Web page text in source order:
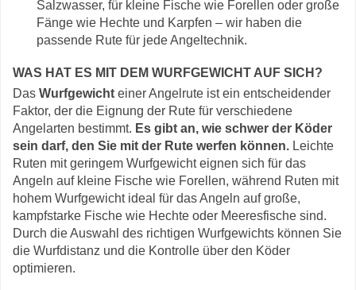
Salzwasser, für kleine Fische wie Forellen oder große
Fänge wie Hechte und Karpfen – wir haben die
passende Rute für jede Angeltechnik.
WAS HAT ES MIT DEM WURFGEWICHT AUF SICH?
Das Wurfgewicht einer Angelrute ist ein entscheidender
Faktor, der die Eignung der Rute für verschiedene
Angelarten bestimmt. Es gibt an, wie schwer der Köder
sein darf, den Sie mit der Rute werfen können. Leichte
Ruten mit geringem Wurfgewicht eignen sich für das
Angeln auf kleine Fische wie Forellen, während Ruten mit
hohem Wurfgewicht ideal für das Angeln auf große,
kampfstarke Fische wie Hechte oder Meeresfische sind.
Durch die Auswahl des richtigen Wurfgewichts können Sie
die Wurfdistanz und die Kontrolle über den Köder
optimieren.